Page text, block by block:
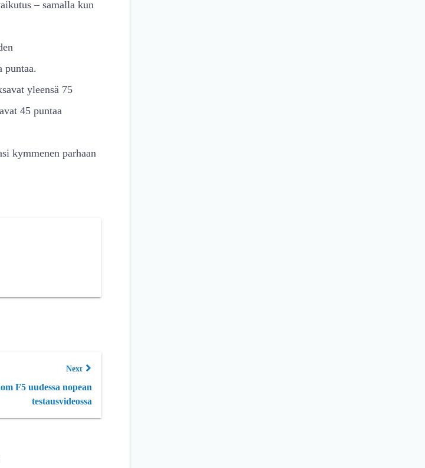
– samalla kun
puntaa.
yleensä 75
45 puntaa
kymmenen parhaan
Next
F5 uudessa nopean
testausvideossa